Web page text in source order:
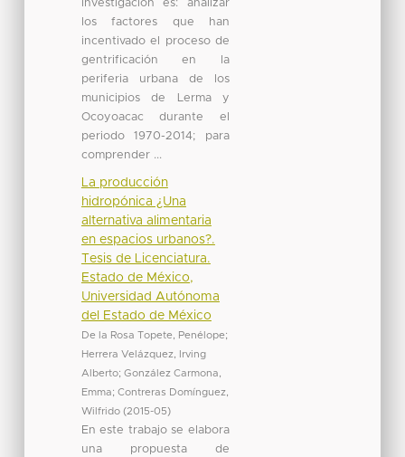
investigación es: analizar
los factores que han
incentivado el proceso de
gentrificación en la
periferia urbana de los
municipios de Lerma y
Ocoyoacac durante el
periodo 1970-2014; para
comprender ...
La producción
hidropónica ¿Una
alternativa alimentaria
en espacios urbanos?.
Tesis de Licenciatura.
Estado de México,
Universidad Autónoma
del Estado de México
De la Rosa Topete, Penélope;
Herrera Velázquez, Irving
Alberto; González Carmona,
Emma; Contreras Domínguez,
Wilfrido (2015-05)
En este trabajo se elabora
una propuesta de